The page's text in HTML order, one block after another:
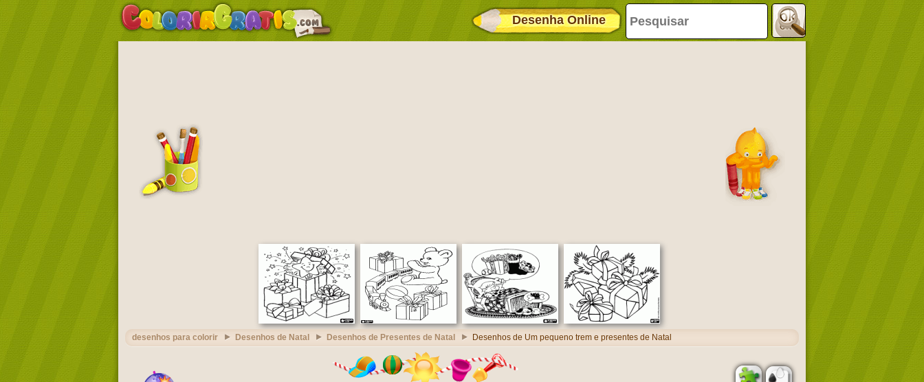
Desenha Online
desenhos para colorir Desenhos de Natal Desenhos de Presentes de Natal Desenhos de Um pequeno trem e presentes de Natal